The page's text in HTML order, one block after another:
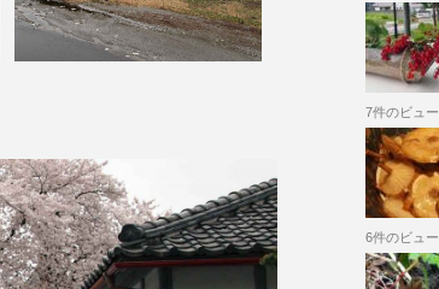
7件のビュー
6件のビュー